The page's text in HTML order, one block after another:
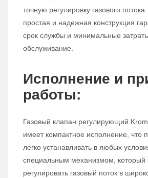
точную регулировку газового
простая и надежная конструкция
срок службы и минимальные
обслуживание.
Исполнение и
работы:
Газовый клапан регулирующий
имеет компактное исполнение, что
легко устанавливать в любых
специальным механизмом, который
регулировать газовый поток в